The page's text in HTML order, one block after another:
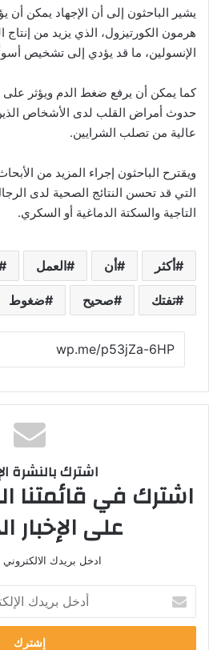
يشير الباحثون إلى أن الإجهاد يمكن أن
هرمون الكورتيزول، الذي يزيد من إنتاج
الإنسولين، ما قد يؤدي إلى تشخيص
كما يمكن أن يرفع ضغط الدم ويؤثر على
حدوث أمراض القلب لدى الأشخاص
عالية من تصلب الشرايين.
ويقترح الباحثون إجراء المزيد من
التي قد تحسن النتائج الصحية لدى
التاجية والسكتة الدماغية أو السكري.
أكثر أن العمل
تفتك صحيح ضغوط
اشترك بالنشرة
اشترك في قائمتنا
على الإخبار
ادخل بريدك
خ